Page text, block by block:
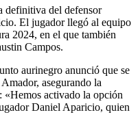
definitiva del defensor
El jugador llegó al equipo
2024, en el que también
Campos.
aurinegro anunció que se
asegurando la
«Hemos activado la opción
Daniel Aparicio, quien